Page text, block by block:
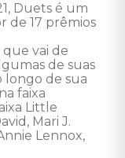
Duets é um
de 17 prêmios
vai de
de suas
longo de sua
faixa
Little
Mari J.
Lennox,